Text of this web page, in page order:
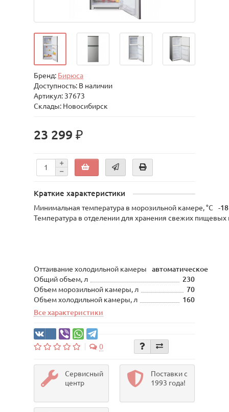
Бренд: Бирюса
Доступность: В наличии
Артикул: 37673
Склады: Новосибирск
23 299 ₽
Краткие характеристики
Минимальная температура в морозильной камере, °C
-18
Температура в отделении для хранения свежих пищевых
Оттаивание холодильной камеры
автоматическое
Общий объем, л
230
Объем морозильной камеры, л
70
Объем холодильной камеры, л
160
Все характеристики
0
Сервисный
центр
Поставки с
1993 года!